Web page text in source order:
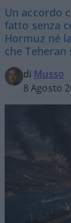
Un accordo
fatto senza
Hormuz né
che
di Musso
8 Agosto